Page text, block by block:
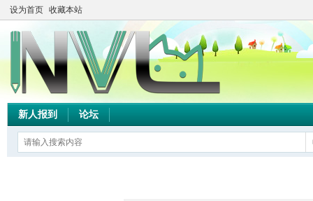
设为首页 收藏本站
新人报到 论坛